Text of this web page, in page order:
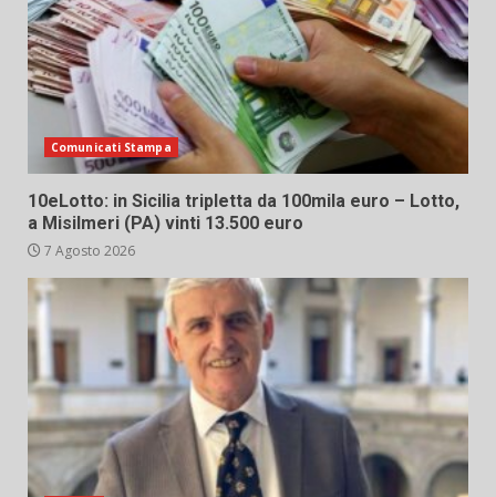
Comunicati Stampa
10eLotto: in Sicilia tripletta da 100mila euro – Lotto,
a Misilmeri (PA) vinti 13.500 euro
7 Agosto 2026